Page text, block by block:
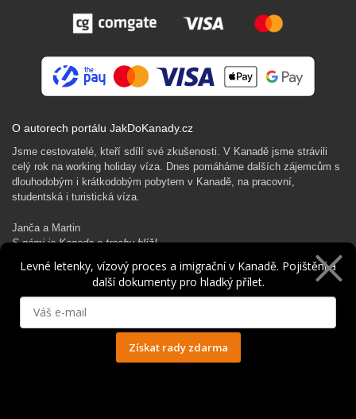
O autorech portálu JakDoKanady.cz
Jsme cestovatelé, kteří sdílí své zkušenosti. V Kanadě jsme strávili
celý rok na working holiday víza. Dnes pomáháme dalších zájemcům s
dlouhodobým i krátkodobým pobytem v Kanadě, na pracovní,
studentská i turistická víza.
Janča a Martin
S námi je Kanada o trochu blíž!
Rádi Ti pomůžeme s kanadským dobrodružstvím…
Levné letenky, vízový proces a imigrační v Kanadě. Pojištění a
další dokumenty pro hladký přílet.
Získat rady zdarma